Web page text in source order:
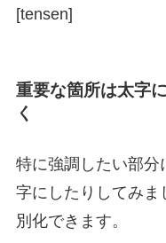
[tensen]
重要な箇所は太字
く
特に強調したい部分
字にしたりしてみま
別化できます。